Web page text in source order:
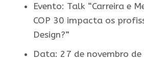
Evento: Talk “Carreira e
COP 30 impacta os
Design?”
Data: 27 de novembro de